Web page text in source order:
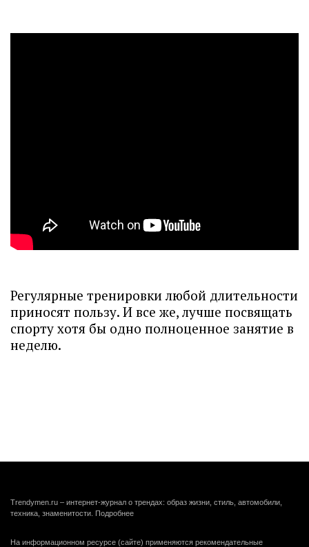
Регулярные тренировки любой длительности
приносят пользу. И все же, лучше посвящать
спорту хотя бы одно полноценное занятие в
неделю.
Trendymen.ru – интернет-журнал о трендах: образ жизни, стиль, автомобили,
техника, знаменитости. Подробнее
На информационном ресурсе (сайте) применяются рекомендательные